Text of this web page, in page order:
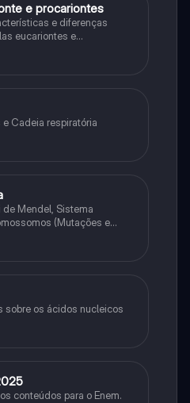
e procariontes
e diferenças
eucariontes e
Cadeia respiratória
de Mendel, Sistema
(Mutações e
sobre os ácidos nucleicos
conteúdos para o Enem.